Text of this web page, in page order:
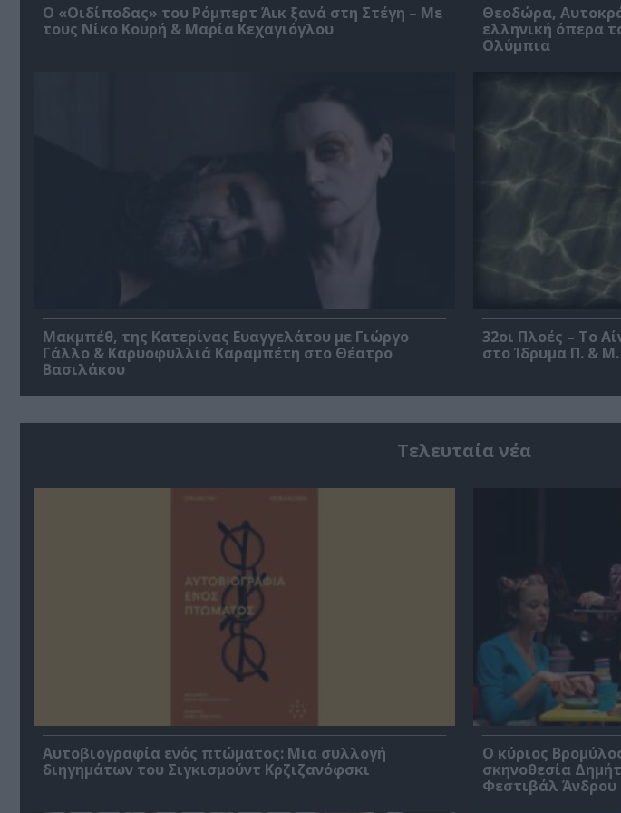
O «Οιδίποδας» του Ρόμπερτ Άικ ξανά στη Στέγη – Με
τους Νίκο Κουρή & Μαρία Κεχαγιόγλου
Θεοδώρα,
ελληνική όπερα
Ολύμπια
Μακμπέθ, της Κατερίνας Ευαγγελάτου με Γιώργο
Γάλλο & Καρυοφυλλιά Καραμπέτη στο Θέατρο
Βασιλάκου
32οι Πλοές – Το
στο Ίδρυμα Π. &
Τελευταία νέα
Αυτοβιογραφία ενός πτώματος: Μια συλλογή
διηγημάτων του Σιγκισμούντ Κρζιζανόφσκι
O κύριος
σκηνοθεσία
Φεστιβάλ Άνδρου